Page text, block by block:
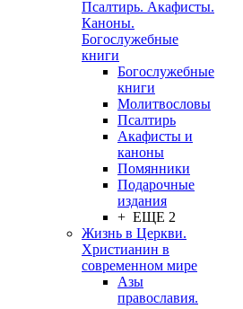
Псалтирь. Акафисты.
Каноны.
Богослужебные
книги
Богослужебные
книги
Молитвословы
Псалтирь
Акафисты и
каноны
Помянники
Подарочные
издания
+ ЕЩЕ 2
Жизнь в Церкви.
Христианин в
современном мире
Азы
православия.